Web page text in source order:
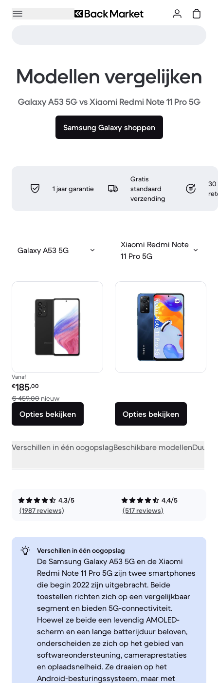
Modellen vergelijken
Galaxy A53 5G vs Xiaomi Redmi Note 11 Pro 5G
Samsung Galaxy shoppen
1 jaar garantie
Gratis
standaard
verzending
30
Galaxy A53 5G
Xiaomi Redmi Note
11 Pro 5G
Vanaf
Refurbished prijs:
€185,00
€ 459,00 nieuwVergeleken met € 459,00 nieuw
Opties bekijken Opties bekijken
Verschillen in één oogopslagBeschikbare modellen
4,3/5
(1987 reviews)
4,4/5
(517 reviews)
Verschillen in één oogopslag
De Samsung Galaxy A53 5G en de Xiaomi
Redmi Note 11 Pro 5G zijn twee smartphones
die begin 2022 zijn uitgebracht. Beide
toestellen richten zich op een vergelijkbaar
segment en bieden 5G-connectiviteit.
Hoewel ze beide een levendig AMOLED-
scherm en een lange batterijduur beloven,
onderscheiden ze zich op het gebied van
softwareondersteuning, cameraprestaties
en oplaadsnelheid. Ze draaien op het
Android-besturingssysteem, maar met